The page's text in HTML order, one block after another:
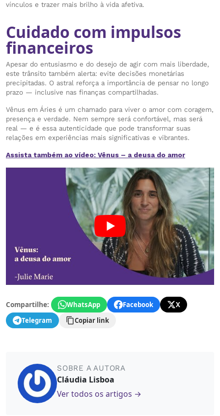
vínculos e trazer mais brilho à vida afetiva.
Cuidado com impulsos
financeiros
Apesar do entusiasmo e do desejo de agir com mais liberdade,
este trânsito também alerta: evite decisões monetárias
precipitadas. O astral reforça a importância de pensar no longo
prazo — inclusive nas finanças compartilhadas.
Vênus em Áries é um chamado para viver o amor com coragem,
presença e verdade. Nem sempre será confortável, mas será
real — e é essa autenticidade que pode transformar suas
relações em experiências mais significativas e vibrantes.
Assista também ao vídeo: Vênus – a deusa do amor
Compartilhe: WhatsApp Facebook
X
Telegram
Copiar link
SOBRE A AUTORA
Cláudia Lisboa
Ver todos os artigos →